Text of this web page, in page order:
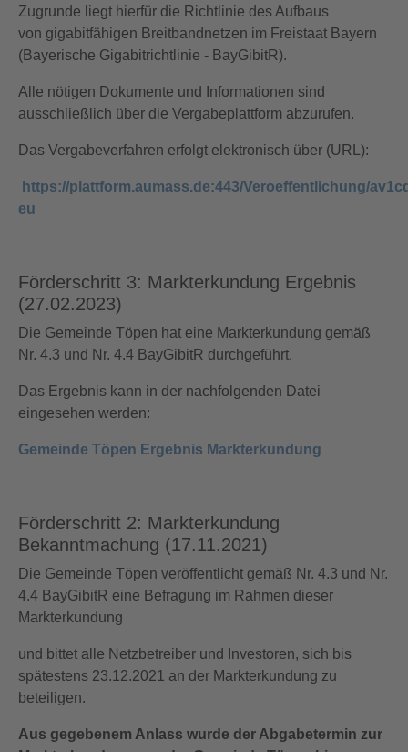
Zugrunde liegt hierfür die Richtlinie des Aufbaus
von gigabitfähigen Breitbandnetzen im Freistaat Bayern
(Bayerische Gigabitrichtlinie - BayGibitR).
Alle nötigen Dokumente und Informationen sind
ausschließlich über die Vergabeplattform abzurufen.
Das Vergabeverfahren erfolgt elektronisch über (URL):
https://plattform.aumass.de:443/Veroeffentlichung/
eu
Förderschritt 3: Markterkundung Ergebnis
(27.02.2023)
Die Gemeinde Töpen hat eine Markterkundung gemäß
Nr. 4.3 und Nr. 4.4 BayGibitR durchgeführt.
Das Ergebnis kann in der nachfolgenden Datei
eingesehen werden:
Gemeinde Töpen Ergebnis Markterkundung
Förderschritt 2: Markterkundung
Bekanntmachung (17.11.2021)
Die Gemeinde Töpen veröffentlicht gemäß Nr. 4.3 und Nr.
4.4 BayGibitR eine Befragung im Rahmen dieser
Markterkundung
und bittet alle Netzbetreiber und Investoren, sich bis
spätestens 23.12.2021 an der Markterkundung zu
beteiligen.
Aus gegebenem Anlass wurde der Abgabetermin zur